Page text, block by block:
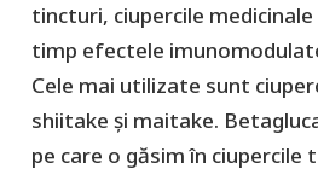
tincturi, ciupercile
timp efectele
Cele mai utilizate sunt
shiitake și maitake.
pe care o găsim în ciupercile